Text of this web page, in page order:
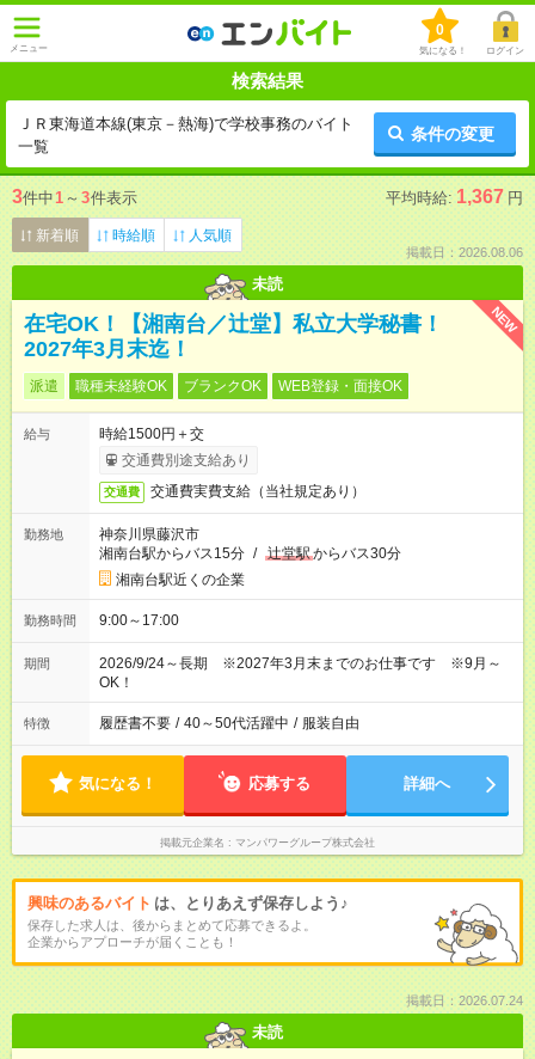
メニュー
0
気になる！ ログイン
検索結果
ＪＲ東海道本線(東京－熱海)で学校事務のバイト
一覧
条件の変更
3件中1 ～ 3件表示 平均時給: 1,367 円
新着順 時給順 人気順
掲載日：2026.08.06
未読
NEW
在宅OK！【湘南台／辻堂】私立大学秘書！
2027年3月末迄！
派遣 職種未経験OK ブランクOK WEB登録・面接OK
給与
時給1500円＋交
交通費別途支給あり
交通費 交通費実費支給（当社規定あり）
勤務地
神奈川県藤沢市
湘南台駅からバス15分 / 辻堂駅からバス30分
湘南台駅近くの企業
勤務時間 9:00～17:00
期間
2026/9/24～長期 ※2027年3月末までのお仕事です ※9月～
OK！
特徴 履歴書不要 / 40～50代活躍中 / 服装自由
気になる！ 応募する 詳細へ
掲載元企業名 マンパワーグループ株式会社
興味のあるバイト は、とりあえず保存しよう♪
保存した求人は、後からまとめて応募できるよ。
企業からアプローチが届くことも！
掲載日：2026.07.24
未読